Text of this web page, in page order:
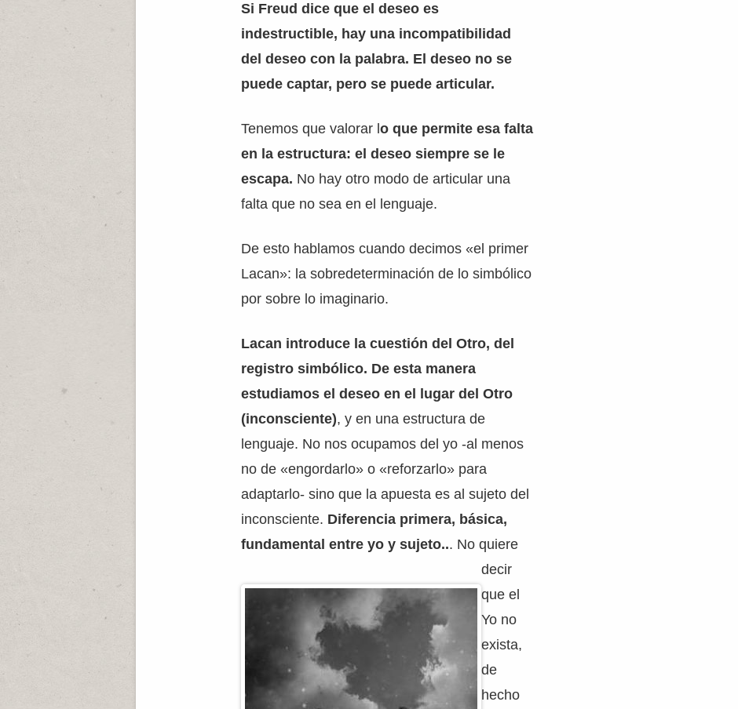
Si Freud dice que el deseo es
indestructible, hay una incompatibilidad
del deseo con la palabra. El deseo no se
puede captar, pero se puede articular.
Tenemos que valorar lo que permite esa falta
en la estructura: el deseo siempre se le
escapa. No hay otro modo de articular una
falta que no sea en el lenguaje.
De esto hablamos cuando decimos «el primer
Lacan»: la sobredeterminación de lo simbólico
por sobre lo imaginario.
Lacan introduce la cuestión del Otro, del
registro simbólico. De esta manera
estudiamos el deseo en el lugar del Otro
(inconsciente), y en una estructura de
lenguaje. No nos ocupamos del yo -al menos
no de «engordarlo» o «reforzarlo» para
adaptarlo- sino que la apuesta es al sujeto del
inconsciente. Diferencia primera, básica,
fundamental entre yo y sujeto... No quiere
decir
que el
Yo no
exista,
de
hecho